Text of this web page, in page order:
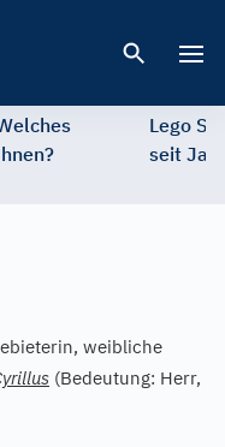
Lego
seit
weibliche
(Bedeutung: Herr,